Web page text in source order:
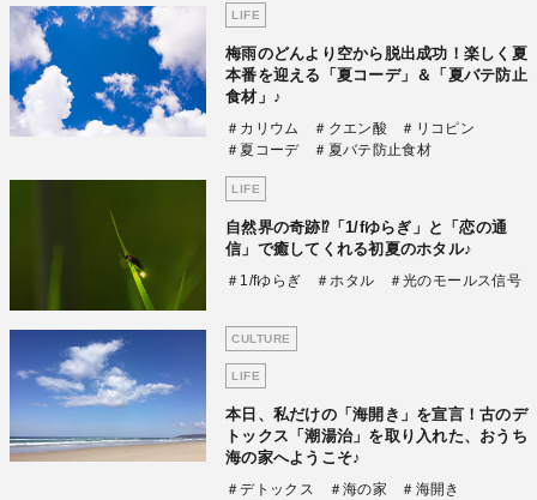
LIFE
梅雨のどんより空から脱出成功！楽しく夏
本番を迎える「夏コーデ」＆「夏バテ防止
食材」♪
＃カリウム ＃クエン酸
＃リコピン
＃夏コーデ
＃夏バテ防止食材
LIFE
自然界の奇跡⁉「1/fゆらぎ」と「恋の通
信」で癒してくれる初夏のホタル♪
＃1/fゆらぎ ＃ホタル ＃光のモールス信号
CULTURE
LIFE
本日、私だけの「海開き」を宣言！古のデ
トックス「潮湯治」を取り入れた、おうち
海の家へようこそ♪
＃デトックス ＃海の家
＃海開き